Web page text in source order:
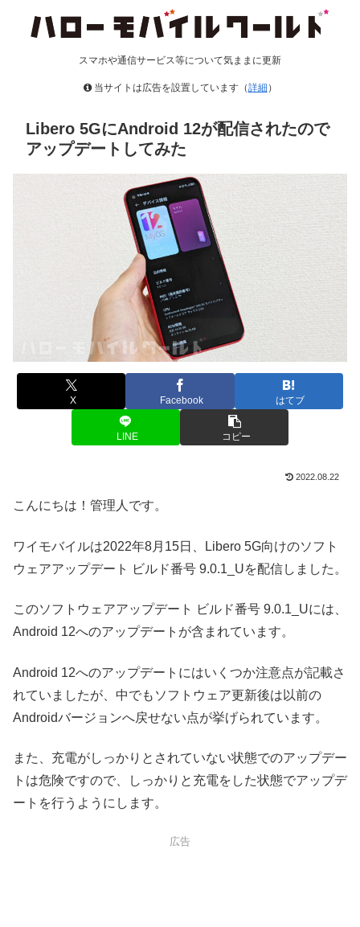
スマホや通信サービス等について気ままに更新
当サイトは広告を設置しています（詳細 ）
Libero 5GにAndroid 12が配信されたので
アップデートしてみた
X Facebook はてブ
LINE コピー
2022.08.22
こんにちは！管理人です。
ワイモバイルは2022年8月15日、Libero 5G向けのソフト
ウェアアップデート ビルド番号 9.0.1_Uを配信しました。
このソフトウェアアップデート ビルド番号 9.0.1_Uには、
Android 12へのアップデートが含まれています。
Android 12へのアップデートにはいくつか注意点が記載さ
れていましたが、中でもソフトウェア更新後は以前の
Androidバージョンへ戻せない点が挙げられています。
また、充電がしっかりとされていない状態でのアップデー
トは危険ですので、しっかりと充電をした状態でアップデ
ートを行うようにします。
広告